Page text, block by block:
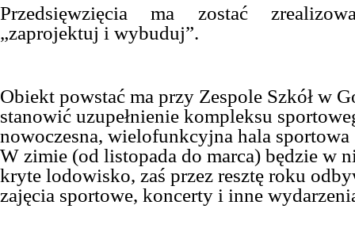
Przedsięwzięcia ma zostać
„zaprojektuj i wybuduj”.
Obiekt powstać ma przy Zespole Szkół w
stanowić uzupełnienie kompleksu
nowoczesna, wielofunkcyjna hala sportowa
W zimie (od listopada do marca) będzie w
kryte lodowisko, zaś przez resztę roku
zajęcia sportowe, koncerty i inne